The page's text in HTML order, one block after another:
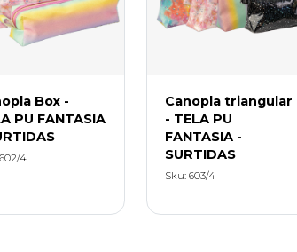
Box -
PU FANTASIA
4
Canopla triangular
- TELA PU
FANTASIA -
SURTIDAS
Sku: 603/4